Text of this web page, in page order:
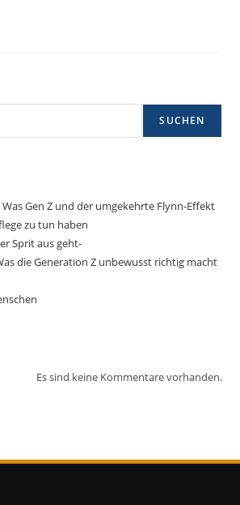
SUCHEN
Gen Z und der umgekehrte Flynn-Effekt
zu tun haben
Sprit aus geht-
die Generation Z unbewusst richtig macht
Es sind keine Kommentare vorhanden.